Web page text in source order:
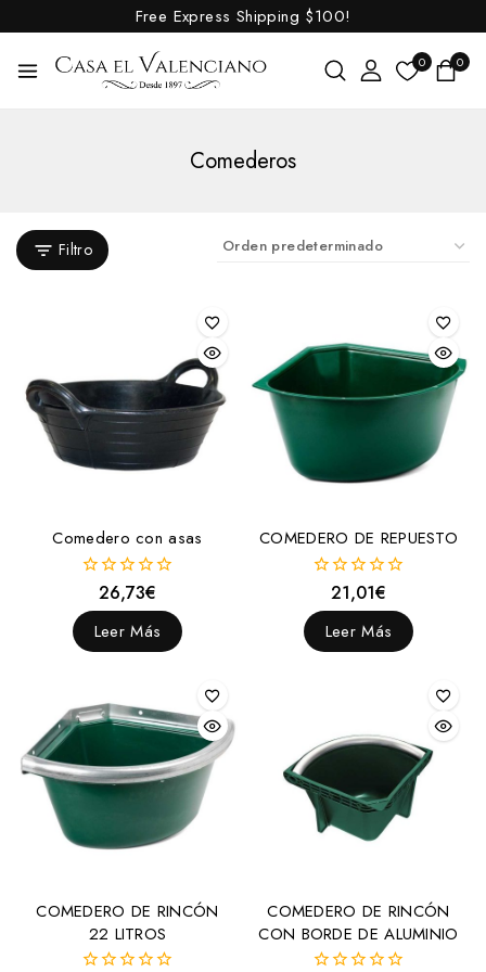
Free Express Shipping $100!
0 0
Comederos
Filtro
Comedero con asas
fuera
de
26,73€
Leer Más
COMEDERO DE REPUESTO
fuera
de
21,01€
Leer Más
COMEDERO DE RINCÓN
22 LITROS
COMEDERO DE RINCÓN
CON BORDE DE ALUMINIO
Vendas
Chambones
Protectores para cincha
Sobrecincha
Correas
Cubrecolas
Enganches y Accesorios
Borlajes
Enganche
Estribos y Accesorios
Estribos
Tacos
Fundas, Bolsas y Asientos para sillas
Asientos para silla
Bolsas para silla
Gomas, Lazos y Cintas
Gruperas